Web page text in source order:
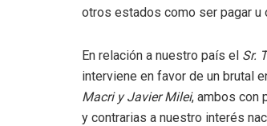
otros estados como ser pagar u
En relación a nuestro país el Sr.
interviene en favor de un brutal
Macri y Javier Milei, ambos con
y contrarias a nuestro interés